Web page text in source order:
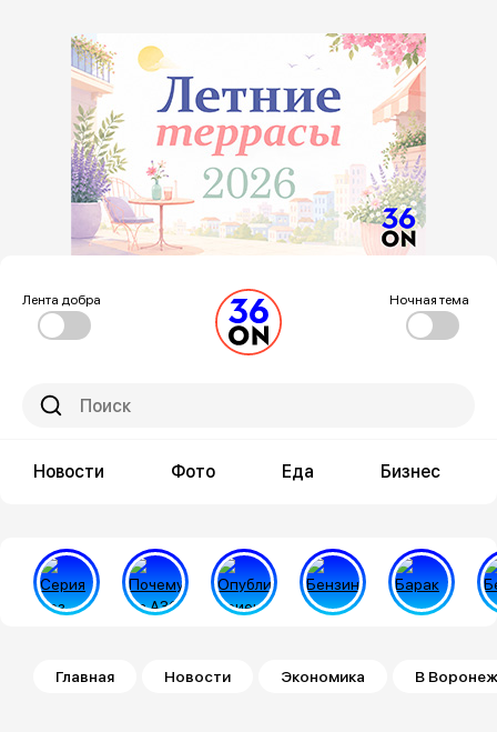
Лента добра Ночная тема
Новости Фото Еда Бизнес
Строка навигации
Главная Новости Экономика В